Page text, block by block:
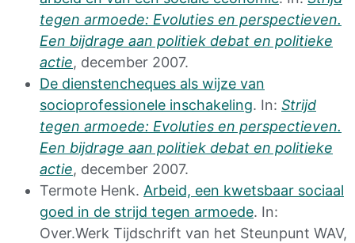
tegen armoede: Evoluties en perspectieven.
Een bijdrage aan politiek debat en politieke
actie, december 2007.
De dienstencheques als wijze van
socioprofessionele inschakeling. In: Strijd
tegen armoede: Evoluties en perspectieven.
Een bijdrage aan politiek debat en politieke
actie, december 2007.
Termote Henk. Arbeid, een kwetsbaar sociaal
goed in de strijd tegen armoede. In:
Over.Werk Tijdschrift van het Steunpunt WAV,